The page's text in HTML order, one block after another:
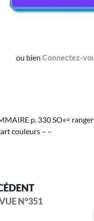
ou bien Connectez-
p. 330 SO«=
couleurs – –
N°351